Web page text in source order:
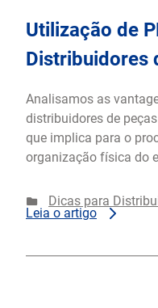
Utilização de
Distribuidores
Analisamos as
distribuidores de
que implica para o
organização física do
Dicas para
Leia o artigo